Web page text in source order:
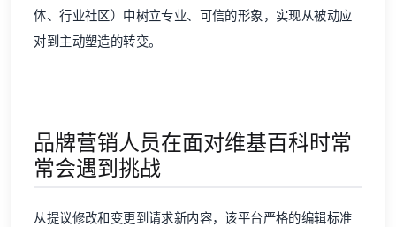
体、行业社区）中树立专业、可信的形象，实现从被动应
对到主动塑造的转变。
品牌营销人员在面对维基百科时常
常会遇到挑战
从提议修改和变更到请求新内容，该平台严格的编辑标准